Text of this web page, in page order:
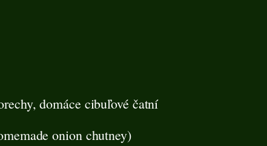
domáce cibuľové čatní
onion chutney)